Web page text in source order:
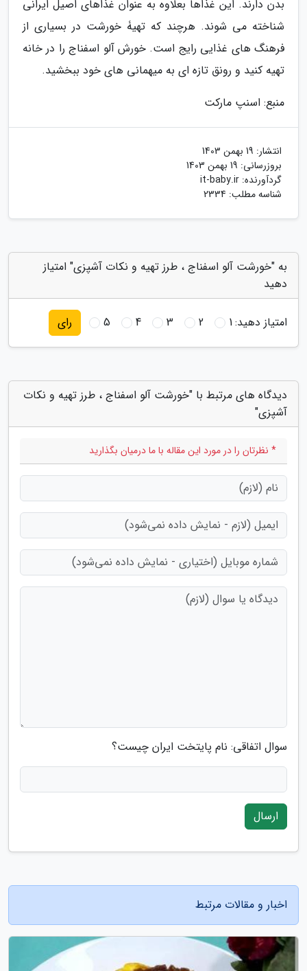
بدن دارند. این غذاها بعلاوه به عنوان غذاهای اصیل ایرانی
شناخته می شوند. هرچند که تهیۀ خورشت در بسیاری از
فرهنگ های غذایی رایج است. خورش آلو اسفناج را در خانه
تهیه کنید و رونق تازه ای به میهمانی های خود ببخشید.
منبع: اسنپ مارکت
انتشار: 19 بهمن 1403
بروزرسانی: 19 بهمن 1403
گردآورنده: it-baby.ir
شناسه مطلب: 2334
به "خورشت آلو اسفناج ، طرز تهیه و نکات آشپزی" امتیاز
دهید
امتیاز دهید:1
2
3
4
5 رای
دیدگاه های مرتبط با "خورشت آلو اسفناج ، طرز تهیه و نکات
آشپزی"
* نظرتان را در مورد این مقاله با ما درمیان بگذارید
سوال اتفاقی: نام پایتخت ایران چیست؟
ارسال
اخبار و مقالات مرتبط